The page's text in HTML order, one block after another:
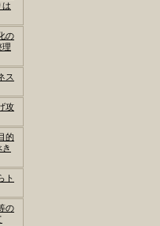
は
の
理
ス
攻
的
ト
の